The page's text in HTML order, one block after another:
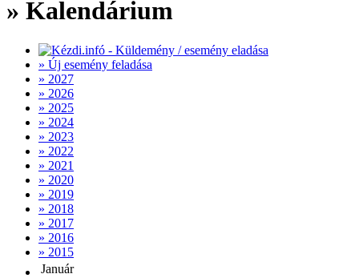
» Kalendárium
» Új esemény feladása
» 2027
» 2026
» 2025
» 2024
» 2023
» 2022
» 2021
» 2020
» 2019
» 2018
» 2017
» 2016
» 2015
Január